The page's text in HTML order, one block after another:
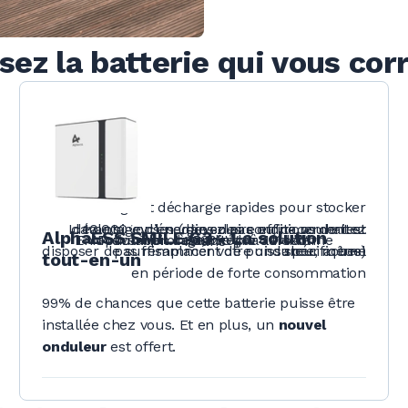
la batterie qui vous
AlphaESS SMILE G3 - La solution
tout-en-un
99% de chances que cette batterie puisse être
installée chez vous. Et en plus, un nouvel
onduleurest offert.
Idéale si vous ne devez pas ou ne souhaitez
pas remplacer votre onduleur actuel
Modulaire : de 3,8 kWh à 111 kWh
Charge et décharge rapides pour stocker
davantage d’énergie solaire efficacement et
disposer de suffisamment de puissance, même
en période de forte consommation
100%
En option : pilotage intégré ou externe
Prévention incendie par aérosol
10.000 cycles (dans des conditions de test
spécifiques)
10 ans